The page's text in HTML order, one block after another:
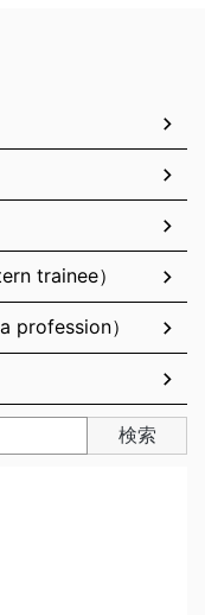
trainee）
profession）
検索